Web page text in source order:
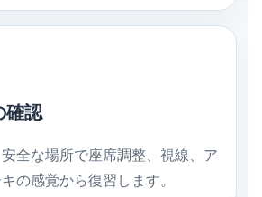
確認
全な場所で座席調整、視線、ア
の感覚から復習します。